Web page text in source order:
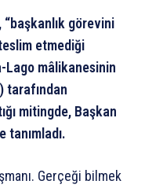
“başkanlık görevini
etmediği
Lago mâlikanesinin
tarafından
mitingde, Başkan
tanımladı.
Gerçeği bilmek